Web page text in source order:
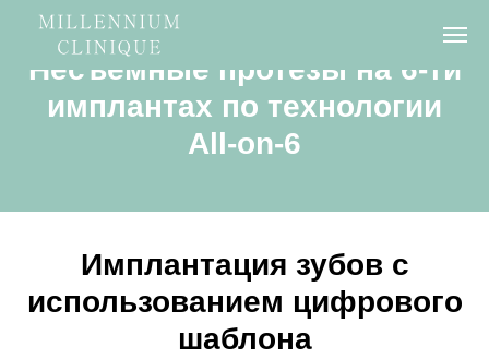
Несъемные протезы на 6-ти
имплантах по технологии
All-on-6
Имплантация зубов с
использованием цифрового
шаблона